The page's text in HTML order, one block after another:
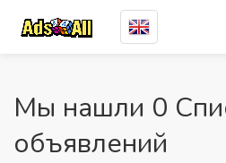
Мы нашли 0
объявлений